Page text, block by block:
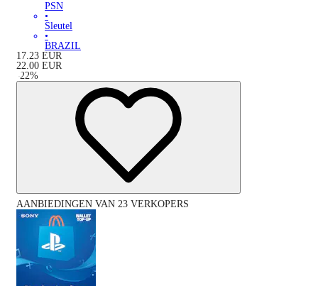
PSN
•
Sleutel
•
BRAZIL
17.23 EUR
22.00 EUR
-22%
AANBIEDINGEN VAN 23 VERKOPERS